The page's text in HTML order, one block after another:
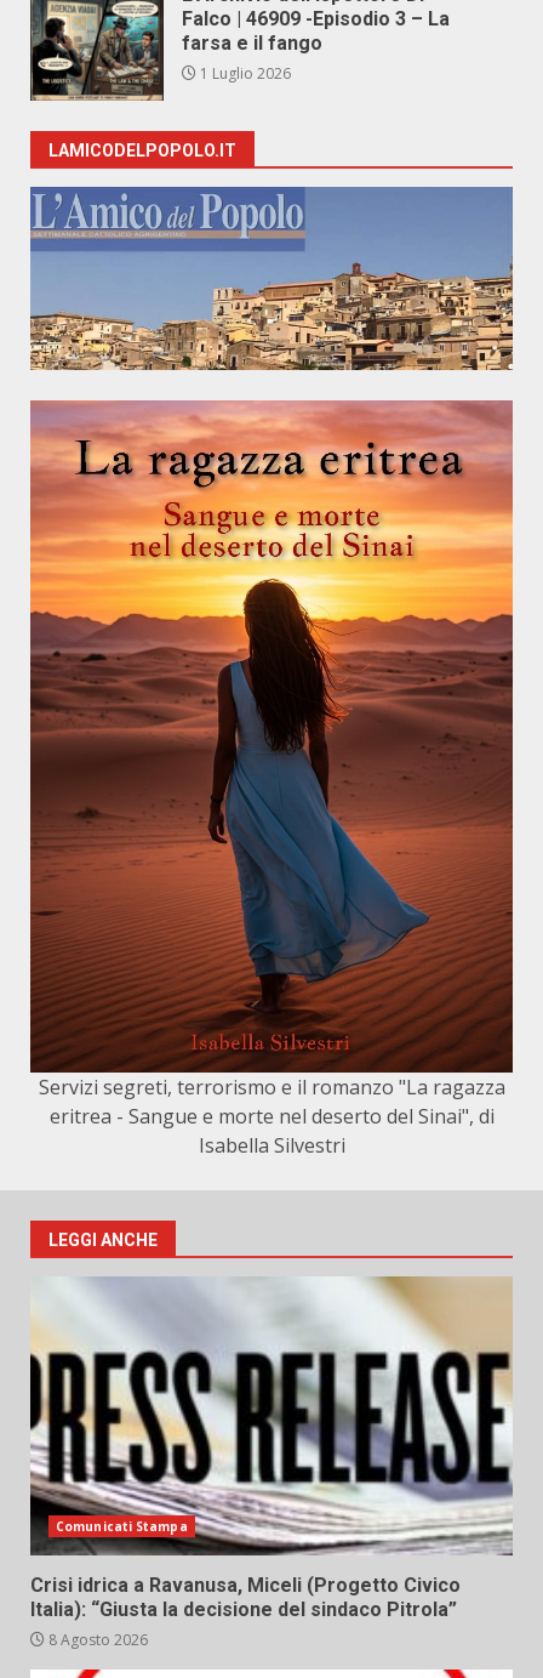
Falco | 46909 -Episodio 3 – La
farsa e il fango
1 Luglio 2026
LAMICODELPOPOLO.IT
Servizi segreti, terrorismo e il romanzo "La ragazza
eritrea - Sangue e morte nel deserto del Sinai", di
Isabella Silvestri
LEGGI ANCHE
Comunicati Stampa
Crisi idrica a Ravanusa, Miceli (Progetto Civico
Italia): “Giusta la decisione del sindaco Pitrola”
8 Agosto 2026